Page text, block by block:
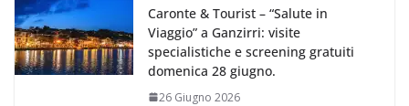
Caronte & Tourist – “Salute in
Viaggio” a Ganzirri: visite
specialistiche e screening gratuiti
domenica 28 giugno.
26 Giugno 2026